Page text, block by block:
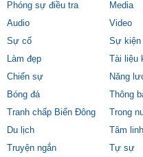
Phóng sự điều tra
Media
Audio
Video
Sự cố
Sự kiện
Làm đẹp
Tài
Chiến sự
Năng
Bóng đá
Thông
Tranh chấp Biển Đông
Trong
Du lịch
Tâm linh
Truyện ngắn
Tự sự